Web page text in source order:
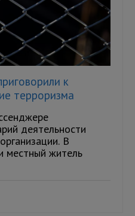
к
терроризма
деятельности
В
местный житель